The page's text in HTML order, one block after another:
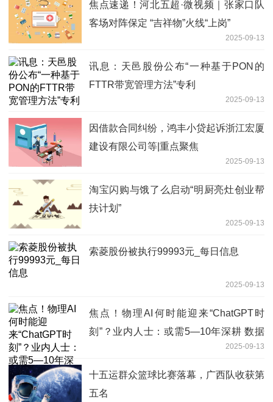
焦点速递！河北五超·微视频｜张家口队
客场对阵保定 “吉祥物”火线“上岗”
2025-09-13
讯息：天邑股份公布“一种基于PON的
FTTR带宽管理方法”专利
2025-09-13
因借款合同纠纷，鸿丰小贷起诉浙江宏厦
建设有限公司等|重点聚焦
2025-09-13
淘宝闪购与饿了么启动“明厨亮灶创业帮
扶计划”
2025-09-13
索菱股份被执行99993元_每日信息
2025-09-13
焦点！物理AI何时能迎来“ChatGPT时
刻”？业内人士：或需5—10年深耕 数据
2025-09-13
十五运群众篮球比赛落幕，广西队收获第
五名